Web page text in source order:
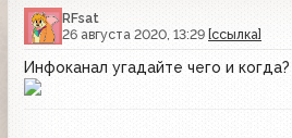
RFsat
26 августа 2020, 13:29 [ссылка]
Инфоканал угадайте чего и когда?